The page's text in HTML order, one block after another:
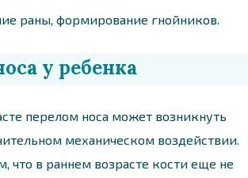
раны, формирование гнойников.
у ребенка
перелом носа может возникнуть
механическом воздействии.
что в раннем возрасте кости еще не